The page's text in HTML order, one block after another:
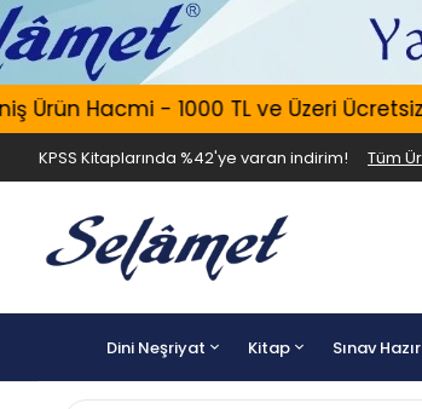
Hacmi - 1000 TL ve Üzeri Ücretsiz
KPSS Kitaplarında %42'ye varan indirim! Tüm
Dini Neşriyat Kitap Sınav